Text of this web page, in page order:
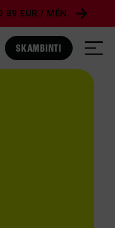
89 EUR./ MĖN.
SKAMBINTI